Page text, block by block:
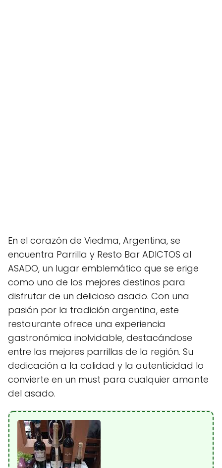
En el corazón de Viedma, Argentina, se
encuentra Parrilla y Resto Bar ADICTOS al
ASADO, un lugar emblemático que se erige
como uno de los mejores destinos para
disfrutar de un delicioso asado. Con una
pasión por la tradición argentina, este
restaurante ofrece una experiencia
gastronómica inolvidable, destacándose
entre las mejores parrillas de la región. Su
dedicación a la calidad y la autenticidad lo
convierte en un must para cualquier amante
del asado.